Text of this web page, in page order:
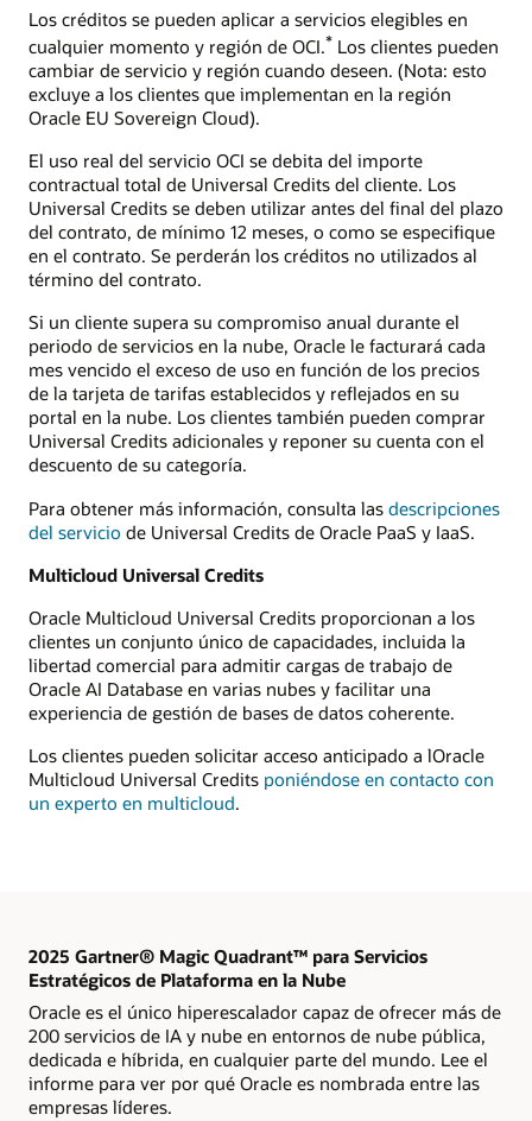
Los créditos se pueden aplicar a servicios elegibles en
cualquier momento y región de OCI.* Los clientes pueden
cambiar de servicio y región cuando deseen. (Nota: esto
excluye a los clientes que implementan en la región
Oracle EU Sovereign Cloud).
El uso real del servicio OCI se debita del importe
contractual total de Universal Credits del cliente. Los
Universal Credits se deben utilizar antes del final del plazo
del contrato, de mínimo 12 meses, o como se especifique
en el contrato. Se perderán los créditos no utilizados al
término del contrato.
Si un cliente supera su compromiso anual durante el
periodo de servicios en la nube, Oracle le facturará cada
mes vencido el exceso de uso en función de los precios
de la tarjeta de tarifas establecidos y reflejados en su
portal en la nube. Los clientes también pueden comprar
Universal Credits adicionales y reponer su cuenta con el
descuento de su categoría.
Para obtener más información, consulta las descripciones
del servicio de Universal Credits de Oracle PaaS y IaaS.
Multicloud Universal Credits
Oracle Multicloud Universal Credits proporcionan a los
clientes un conjunto único de capacidades, incluida la
libertad comercial para admitir cargas de trabajo de
Oracle AI Database en varias nubes y facilitar una
experiencia de gestión de bases de datos coherente.
Los clientes pueden solicitar acceso anticipado a lOracle
Multicloud Universal Credits poniéndose en contacto con
un experto en multicloud.
2025 Gartner® Magic Quadrant™ para Servicios
Estratégicos de Plataforma en la Nube
Oracle es el único hiperescalador capaz de ofrecer más de
200 servicios de IA y nube en entornos de nube pública,
dedicada e híbrida, en cualquier parte del mundo. Lee el
informe para ver por qué Oracle es nombrada entre las
empresas líderes.